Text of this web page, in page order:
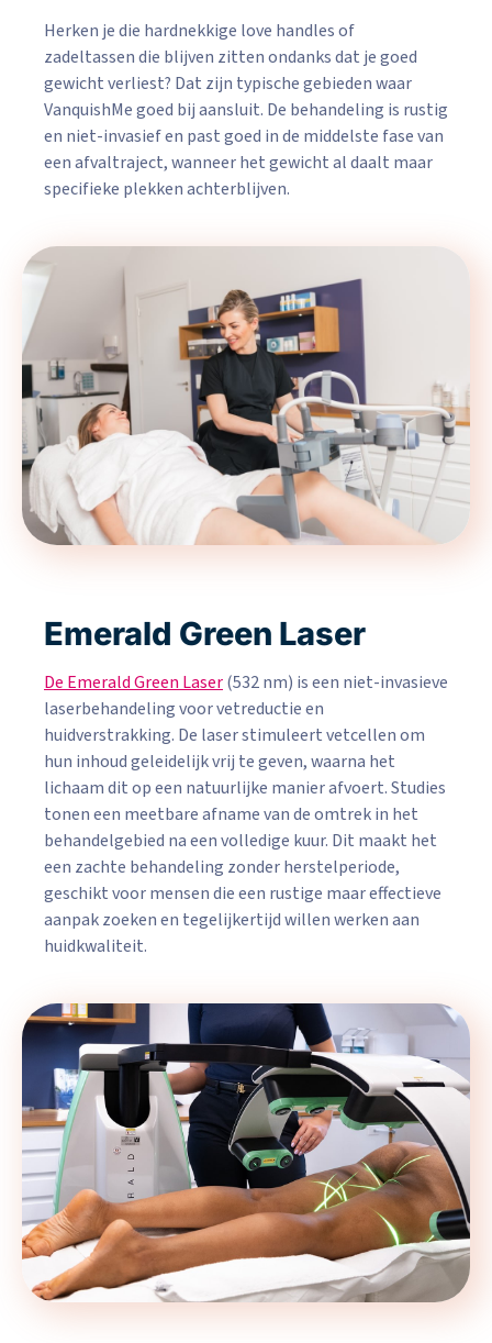
Herken je die hardnekkige love handles of
zadeltassen die blijven zitten ondanks dat je goed
gewicht verliest? Dat zijn typische gebieden waar
VanquishMe goed bij aansluit. De behandeling is rustig
en niet-invasief en past goed in de middelste fase van
een afvaltraject, wanneer het gewicht al daalt maar
specifieke plekken achterblijven.
Emerald Green Laser
De Emerald Green Laser(532 nm) is een niet-invasieve
laserbehandeling voor vetreductie en
huidverstrakking. De laser stimuleert vetcellen om
hun inhoud geleidelijk vrij te geven, waarna het
lichaam dit op een natuurlijke manier afvoert. Studies
tonen een meetbare afname van de omtrek in het
behandelgebied na een volledige kuur. Dit maakt het
een zachte behandeling zonder herstelperiode,
geschikt voor mensen die een rustige maar effectieve
aanpak zoeken en tegelijkertijd willen werken aan
huidkwaliteit.